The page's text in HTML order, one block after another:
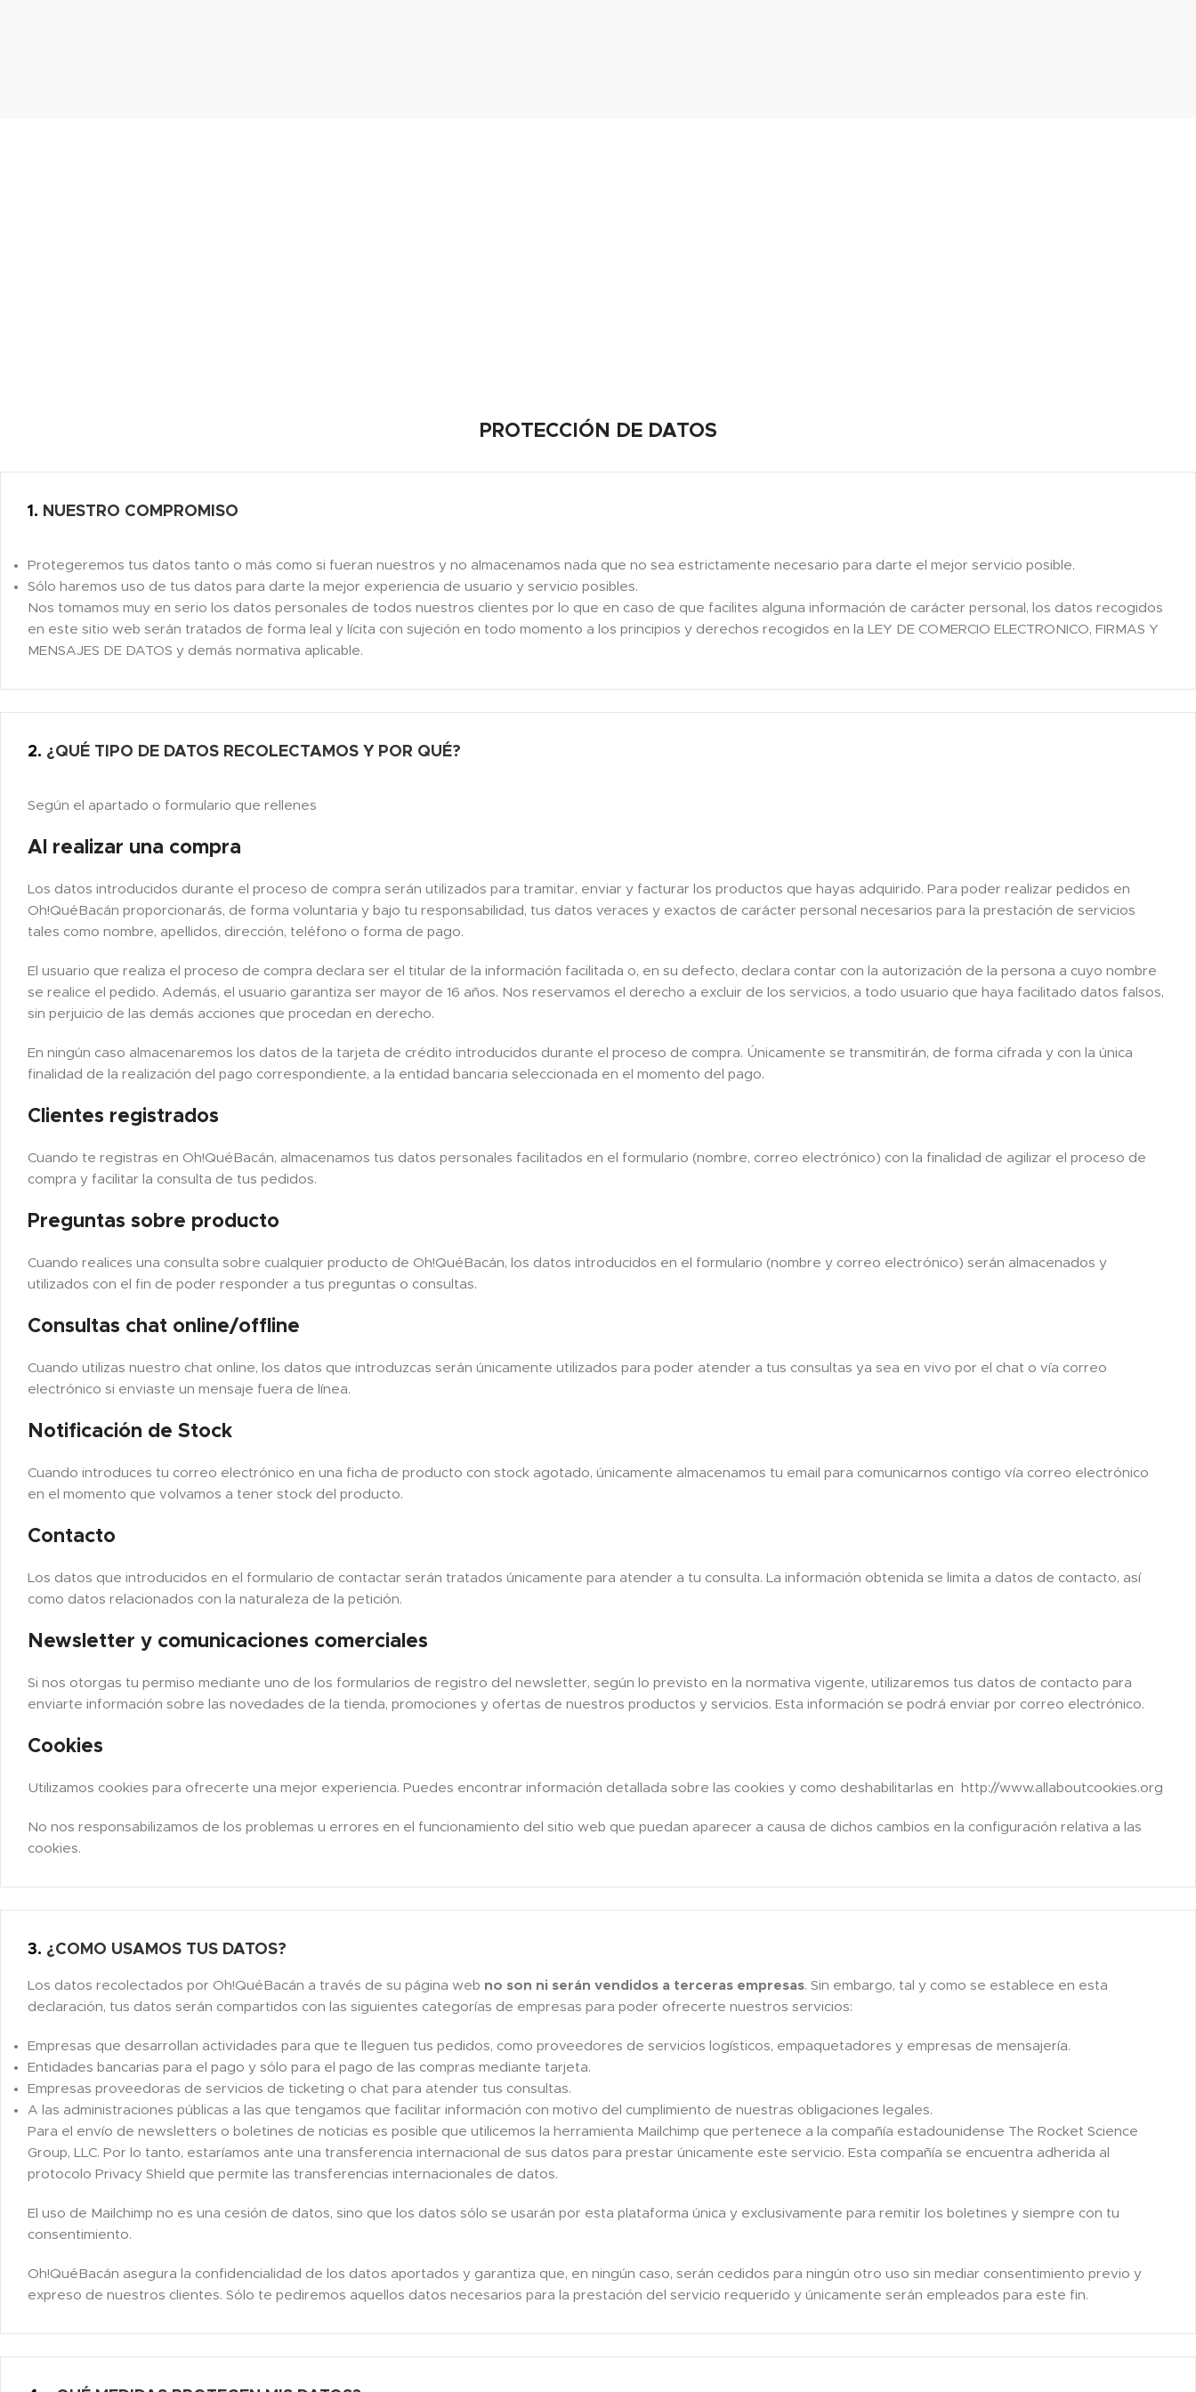
PROTECCIÓN DE DATOS
1. NUESTRO COMPROMISO
Protegeremos tus datos tanto o más como si fueran nuestros y no almacenamos nada que no sea estrictamente necesario para darte el mejor servicio posible.
Sólo haremos uso de tus datos para darte la mejor experiencia de usuario y servicio posibles.
Nos tomamos muy en serio los datos personales de todos nuestros clientes por lo que en caso de que facilites alguna información de carácter personal, los datos recogidos
en este sitio web serán tratados de forma leal y lícita con sujeción en todo momento a los principios y derechos recogidos en la LEY DE COMERCIO ELECTRONICO, FIRMAS Y
MENSAJES DE DATOS y demás normativa aplicable.
2. ¿QUÉ TIPO DE DATOS RECOLECTAMOS Y POR QUÉ?
Según el apartado o formulario que rellenes
Al realizar una compra
Los datos introducidos durante el proceso de compra serán utilizados para tramitar, enviar y facturar los productos que hayas adquirido. Para poder realizar pedidos en
Oh!QuéBacán proporcionarás, de forma voluntaria y bajo tu responsabilidad, tus datos veraces y exactos de carácter personal necesarios para la prestación de servicios
tales como nombre, apellidos, dirección, teléfono o forma de pago.
El usuario que realiza el proceso de compra declara ser el titular de la información facilitada o, en su defecto, declara contar con la autorización de la persona a cuyo nombre
se realice el pedido. Además, el usuario garantiza ser mayor de 16 años. Nos reservamos el derecho a excluir de los servicios, a todo usuario que haya facilitado datos falsos,
sin perjuicio de las demás acciones que procedan en derecho.
En ningún caso almacenaremos los datos de la tarjeta de crédito introducidos durante el proceso de compra. Únicamente se transmitirán, de forma cifrada y con la única
finalidad de la realización del pago correspondiente, a la entidad bancaria seleccionada en el momento del pago.
Clientes registrados
Cuando te registras en Oh!QuéBacán, almacenamos tus datos personales facilitados en el formulario (nombre, correo electrónico) con la finalidad de agilizar el proceso de
compra y facilitar la consulta de tus pedidos.
Preguntas sobre producto
Cuando realices una consulta sobre cualquier producto de Oh!QuéBacán, los datos introducidos en el formulario (nombre y correo electrónico) serán almacenados y
utilizados con el fin de poder responder a tus preguntas o consultas.
Consultas chat online/offline
Cuando utilizas nuestro chat online, los datos que introduzcas serán únicamente utilizados para poder atender a tus consultas ya sea en vivo por el chat o vía correo
electrónico si enviaste un mensaje fuera de línea.
Notificación de Stock
Cuando introduces tu correo electrónico en una ficha de producto con stock agotado, únicamente almacenamos tu email para comunicarnos contigo vía correo electrónico
en el momento que volvamos a tener stock del producto.
Contacto
Los datos que introducidos en el formulario de contactar serán tratados únicamente para atender a tu consulta. La información obtenida se limita a datos de contacto, así
como datos relacionados con la naturaleza de la petición.
Newsletter y comunicaciones comerciales
Si nos otorgas tu permiso mediante uno de los formularios de registro del newsletter, según lo previsto en la normativa vigente, utilizaremos tus datos de contacto para
enviarte información sobre las novedades de la tienda, promociones y ofertas de nuestros productos y servicios. Esta información se podrá enviar por correo electrónico.
Cookies
Utilizamos cookies para ofrecerte una mejor experiencia. Puedes encontrar información detallada sobre las cookies y como deshabilitarlas en http://www.allaboutcookies.org
No nos responsabilizamos de los problemas u errores en el funcionamiento del sitio web que puedan aparecer a causa de dichos cambios en la configuración relativa a las
cookies.
3. ¿COMO USAMOS TUS DATOS?
Los datos recolectados por Oh!QuéBacán a través de su página web no son ni serán vendidos a terceras empresas. Sin embargo, tal y como se establece en esta
declaración, tus datos serán compartidos con las siguientes categorías de empresas para poder ofrecerte nuestros servicios:
Empresas que desarrollan actividades para que te lleguen tus pedidos, como proveedores de servicios logísticos, empaquetadores y empresas de mensajería.
Entidades bancarias para el pago y sólo para el pago de las compras mediante tarjeta.
Empresas proveedoras de servicios de ticketing o chat para atender tus consultas.
A las administraciones públicas a las que tengamos que facilitar información con motivo del cumplimiento de nuestras obligaciones legales.
Para el envío de newsletters o boletines de noticias es posible que utilicemos la herramienta Mailchimp que pertenece a la compañía estadounidense The Rocket Science
Group, LLC. Por lo tanto, estaríamos ante una transferencia internacional de sus datos para prestar únicamente este servicio. Esta compañía se encuentra adherida al
protocolo Privacy Shield que permite las transferencias internacionales de datos.
El uso de Mailchimp no es una cesión de datos, sino que los datos sólo se usarán por esta plataforma única y exclusivamente para remitir los boletines y siempre con tu
consentimiento.
Oh!QuéBacán asegura la confidencialidad de los datos aportados y garantiza que, en ningún caso, serán cedidos para ningún otro uso sin mediar consentimiento previo y
expreso de nuestros clientes. Sólo te pediremos aquellos datos necesarios para la prestación del servicio requerido y únicamente serán empleados para este fin.